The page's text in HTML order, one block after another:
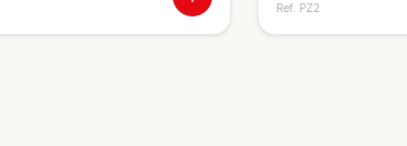
Ref. PZ2